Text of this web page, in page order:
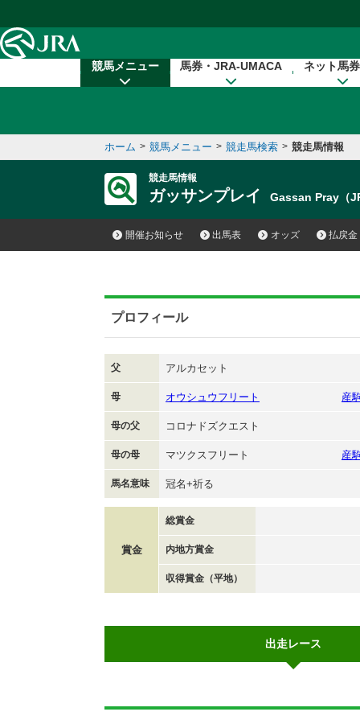
競馬メニュー 馬券・JRA-UMACA ネット馬
ホーム > 競馬メニュー > 競走馬検索 > 競走馬情報
競走馬情報
ガッサンプレイ Gassan Pray（
開催お知らせ 出馬表 オッズ 払戻金
プロフィール
父 アルカセット
母 オウシュウフリート 産
母の父 コロナドズクエスト
母の母 マツクスフリート 産
馬名意味 冠名+祈る
賞金
総賞金
内地方賞金
収得賞金（平地）
出走レース